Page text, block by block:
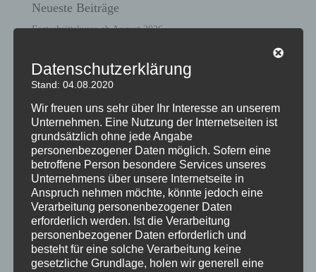
Neueste Beiträge
Fortschrittskurse ab August 2026
WTP1 ab September 2026
Tanzkreise und Clubs
Neueste Kommentare
Archiv
Juni 2026
Mai 2026
Kategorien
Datenschutzerklärung
Stand: 04.08.2020
Wir freuen uns sehr über Ihr Interesse an unserem
Unternehmen. Eine Nutzung der Internetseiten ist
grundsätzlich ohne jede Angabe
personenbezogener Daten möglich. Sofern eine
betroffene Person besondere Services unseres
Unternehmens über unsere Internetseite in
Anspruch nehmen möchte, könnte jedoch eine
Verarbeitung personenbezogener Daten
erforderlich werden. Ist die Verarbeitung
personenbezogener Daten erforderlich und
besteht für eine solche Verarbeitung keine
gesetzliche Grundlage, holen wir generell eine